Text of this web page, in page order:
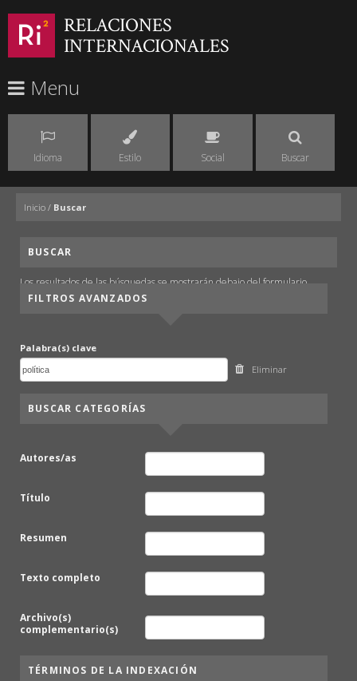
RELACIONES
INTERNACIONALES
Menu
Idioma Estilo Social Buscar
Inicio / Buscar
BUSCAR
Los resultados de las búsquedas se mostrarán debajo del formulario.
FILTROS AVANZADOS
Palabra(s) clave
Eliminar
BUSCAR CATEGORÍAS
Autores/as
Título
Resumen
Texto completo
Archivo(s)
complementario(s)
TÉRMINOS DE LA INDEXACIÓN